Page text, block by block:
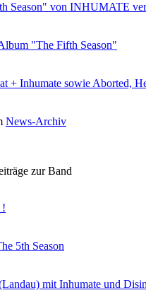
Season" von INHUMATE
"The Fifth Season"
+ Inhumate sowie Aborted,
News-Archiv
zur Band
!
5th Season
mit Inhumate und